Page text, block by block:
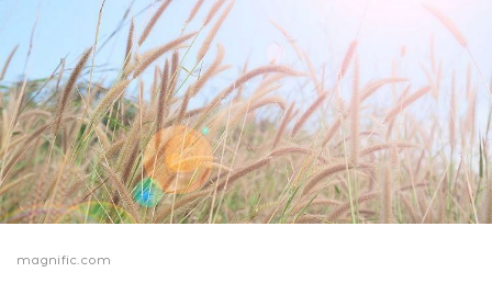
magnific.com